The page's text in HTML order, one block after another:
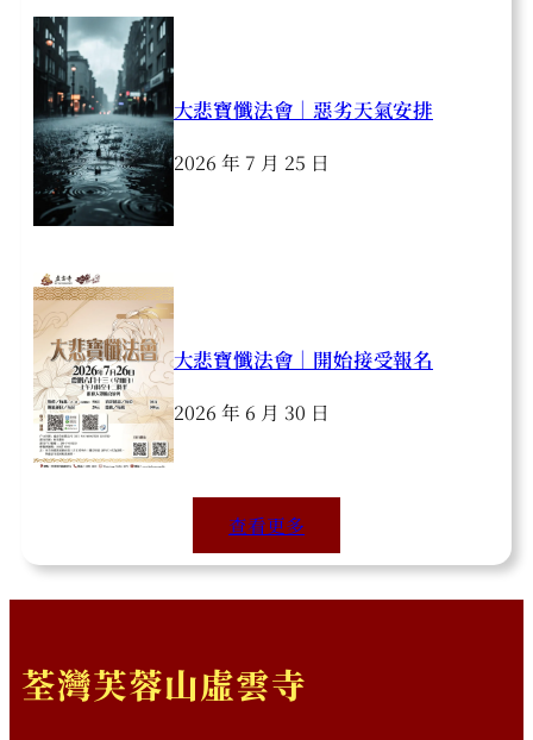
大悲寶懺法會｜惡劣天氣安排
2026 年 7 月 25 日
大悲寶懺法會｜開始接受報名
2026 年 6 月 30 日
查看更多
荃灣芙蓉山虛雲寺